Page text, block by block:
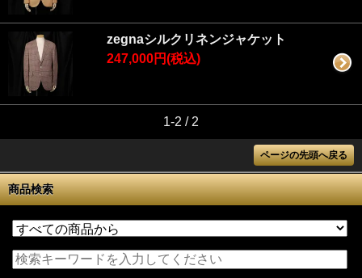
zegnaシルクリネンジャケット
247,000円(税込)
1-2 / 2
ページの先頭へ戻る
商品検索